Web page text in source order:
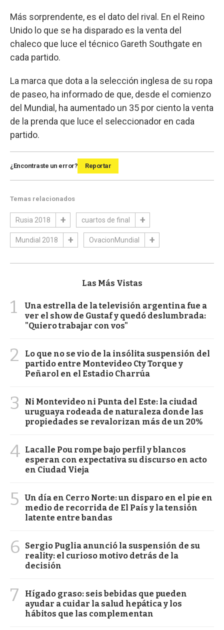
Más sorprendente, es el dato del rival. En el Reino
Unido lo que se ha disparado es la venta del
chaleco que luce el técnico Gareth Southgate en
cada partido.
La marca que dota a la selección inglesa de su ropa
de paseo, ha informado de que, desde el comienzo
del Mundial, ha aumentado un 35 por ciento la venta
de la prenda que luce el seleccionador en cada
partido.
¿Encontraste un error? Reportar
Temas relacionados
Rusia 2018 cuartos de final
Mundial 2018 OvacionMundial
Las Más Vistas
1
Una estrella de la televisión argentina fue a
ver el show de Gustaf y quedó deslumbrada:
"Quiero trabajar con vos"
2
Lo que no se vio de la insólita suspensión del
partido entre Montevideo Cty Torque y
Peñarol en el Estadio Charrúa
3
Ni Montevideo ni Punta del Este: la ciudad
uruguaya rodeada de naturaleza donde las
propiedades se revalorizan más de un 20%
4 Lacalle Pou rompe bajo perfil y blancos
esperan con expectativa su discurso en acto
en Ciudad Vieja
5
Un día en Cerro Norte: un disparo en el pie en
medio de recorrida de El País y la tensión
latente entre bandas
6
Sergio Puglia anunció la suspensión de su
reality: el curioso motivo detrás de la
decisión
7
Hígado graso: seis bebidas que pueden
ayudar a cuidar la salud hepática y los
hábitos que las complementan